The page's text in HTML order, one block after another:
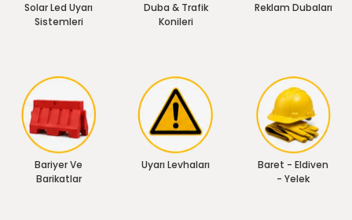
Solar Led Uyarı
Sistemleri
Duba & Trafik
Konileri
Reklam Dubaları
Bariyer Ve
Barikatlar
Uyarı Levhaları
Baret - Eldiven
- Yelek